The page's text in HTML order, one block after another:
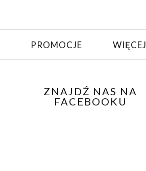
PROMOCJE WIĘCEJ
ZNAJDŹ NAS NA
FACEBOOKU